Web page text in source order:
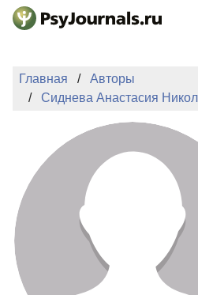
Перейти к основному содержанию
ПОДАТЬ
БАЗА
КЛЮЧЕВЫЕ
Регистрация
Главная
Авторы
Сиднева Анастасия